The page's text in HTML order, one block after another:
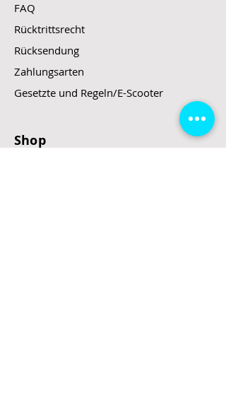
FAQ
Rücktrittsrecht
Rücksendung
Zahlungsarten
Gesetzte und Regeln/E-Scooter
Shop